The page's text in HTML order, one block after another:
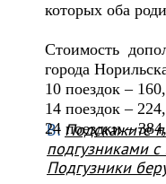
В: Подскажите
подгузниками
Подгузники
которых оба
Стоимость
города
10 поездок –
14 поездок –
24 поездки –